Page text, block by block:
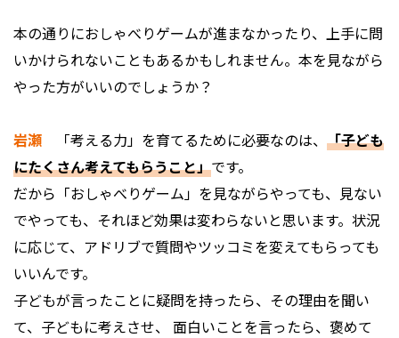
――本の通りにおしゃべりゲームが進まなかったり、上手に問
いかけられないこともあるかもしれません。本を見ながら
やった方がいいのでしょうか？
岩瀬 「考える力」を育てるために必要なのは、 「子ども
にたくさん考えてもらうこと」です。
だから「おしゃべりゲーム」を見ながらやっても、見ない
でやっても、それほど効果は変わらないと思います。状況
に応じて、アドリブで質問やツッコミを変えてもらっても
いいんです。
子どもが言ったことに疑問を持ったら、その理由を聞い
て、子どもに考えさせ、 面白いことを言ったら、褒めて